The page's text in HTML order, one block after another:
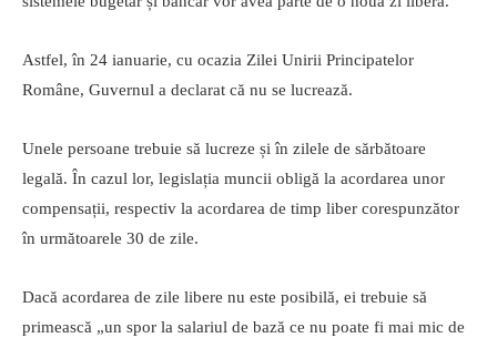
Astfel, în 24 ianuarie, cu ocazia Zilei Unirii Principatelor
Române, Guvernul a declarat că nu se lucrează.
Unele persoane trebuie să lucreze și în zilele de sărbătoare
legală. În cazul lor, legislația muncii obligă la acordarea unor
compensații, respectiv la acordarea de timp liber corespunzător
în următoarele 30 de zile.
Dacă acordarea de zile libere nu este posibilă, ei trebuie să
primească „un spor la salariul de bază ce nu poate fi mai mic de